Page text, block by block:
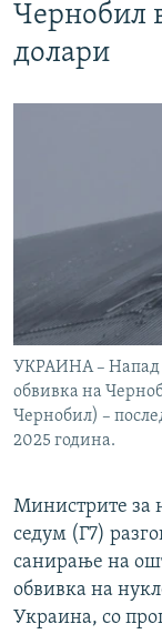
Чернобил
долари
УКРАИНА – Напад
обвивка на
Чернобил) –
2025 година.
Министрите за
седум (Г7)
санирање на
обвивка на
Украина, со